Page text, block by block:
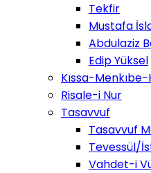
Tekfir
Mustafa
Abdulaziz
Edip Yüksel
Kıssa-
Risale-i Nur
Tasavvuf
Tasavvuf
Tevessül/
Vahdet-i